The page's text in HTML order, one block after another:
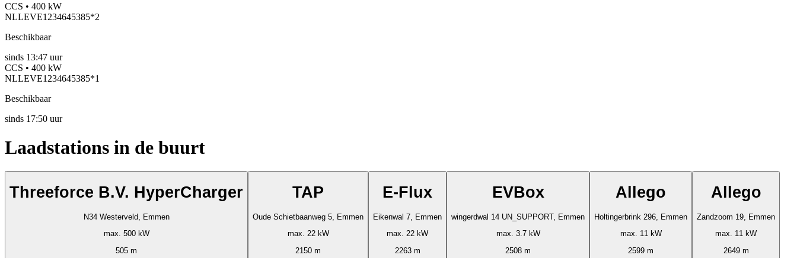
CCS • 400 kW
NLLEVE1234645385*2
Beschikbaar
sinds 13:47 uur
CCS • 400 kW
NLLEVE1234645385*1
Beschikbaar
sinds 17:50 uur
Laadstations in de buurt
Threeforce B.V. HyperCharger
N34 Westerveld, Emmen
max. 500 kW
505 m
TAP
Oude Schietbaanweg 5, Emmen
max. 22 kW
2150 m
E-Flux
Eikenwal 7, Emmen
max. 22 kW
2263 m
EVBox
wingerdwal 14 UN_SUPPORT, Emmen
max. 3.7 kW
2508 m
Allego
Holtingerbrink 296, Emmen
max. 11 kW
2599 m
Allego
Zandzoom 19, Emmen
max. 11 kW
2649 m